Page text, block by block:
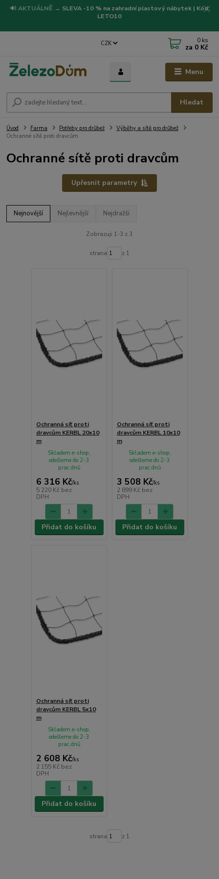
🔊 AKTUÁLNĚ → SLEVA -10 % na zahradní plastový nábytek | Kód:
LETO10
Menu
CZK
Hledat
0 ks
za 0 Kč
Úvod Farma Potřeby pro drůbež
Výběhy a sítě pro drůbež
Ochranné sítě proti dravcům
Ochranné sítě proti dravcům
Upřesnit parametry
Nejnovější Nejlevnější Nejdražší
Zobrazuji 1-3 z 3
strana z 1
Ochranná síť proti
dravcům KERBL 20x10
m
6 316 Kč/ks
5 220 Kč bez
DPH
Skladem e-shop,
odešleme do 2-3
prac.dnů
Přidat do košíku
Ochranná síť proti
dravcům KERBL 10x10
m
3 508 Kč/ks
2 899 Kč bez
DPH
Skladem e-shop,
odešleme do 2-3
prac.dnů
Přidat do košíku
Ochranná síť proti
dravcům KERBL 5x10
m
2 608 Kč/ks
2 155 Kč bez
DPH
Skladem e-shop,
odešleme do 2-3
prac.dnů
Přidat do košíku
strana z 1